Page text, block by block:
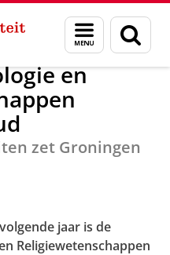
Menu
en
zoeken
Nieuwsberichten
en
zet Groningen
jaar is de
Religiewetenschappen